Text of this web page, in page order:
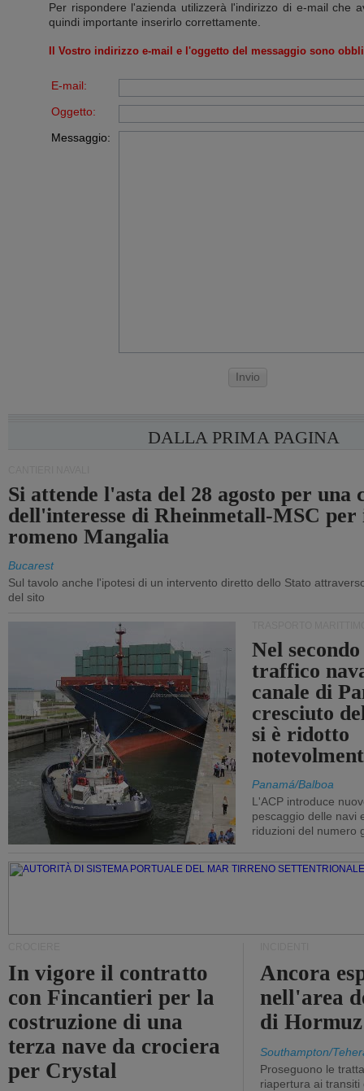
Per rispondere l'azienda utilizzerà l'indirizzo di e-mail che
quindi importante inserirlo correttamente.
Il Vostro indirizzo e-mail e l'oggetto del messaggio sono
E-mail:
Oggetto:
Messaggio:
Invio
DALLA PRIMA PAGINA
Si attende l'asta del 28 agosto per una
dell'interesse di Rheinmetall-MSC
romeno Mangalia
Bucarest
Sul tavolo anche l'ipotesi di un intervento diretto dello Stato
del sito
Nel
traffico
canale di
cresciuto
si è ridotto
Panamá/Balboa
L'ACP introduce
pescaggio delle navi
riduzioni del numero
In vigore il contratto
con Fincantieri per la
costruzione di una
terza nave da crociera
per Crystal
Ancora
nell'area
di Hormuz
Southampton/
Proseguono le
riapertura ai